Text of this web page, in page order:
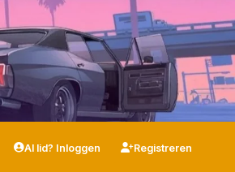
Al lid? Inloggen Registreren